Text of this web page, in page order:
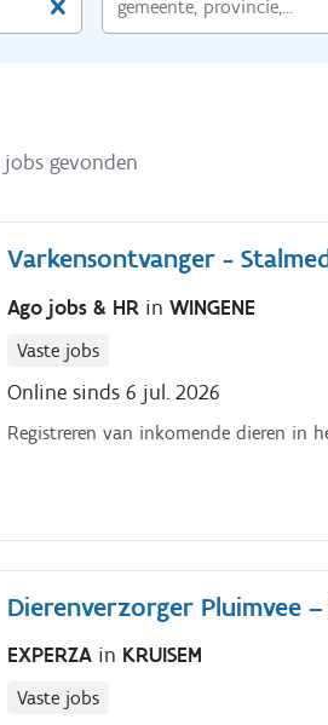
jobs gevonden
Varkensontvanger -
Ago jobs & HR inWINGENE
Vaste jobs
Online sinds 6 jul. 2026
Registreren van inkomende dieren in
Dierenverzorger Pluimvee
EXPERZA in KRUISEM
Vaste jobs